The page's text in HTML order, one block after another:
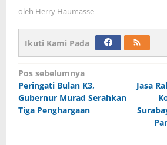
oleh Herry Haumasse
Ikuti Kami Pada
Navigasi
pos
Pos sebelumnya
Peringati Bulan K3,
Gubernur Murad Serahkan
Tiga Penghargaan
Jasa